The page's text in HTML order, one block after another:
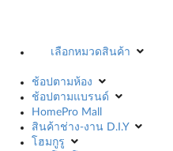
เลือกหมวดสินค้า
ช้อปตามห้อง
ช้อปตามแบรนด์
HomePro Mall
สินค้าช่าง-งาน D.I.Y
โฮมกูรู